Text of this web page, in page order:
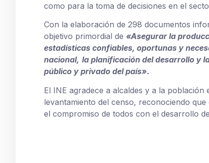
como para la toma de decisiones en el
Con la elaboración de 298 documentos
objetivo primordial de «Asegurar la
estadísticas confiables, oportunas y
nacional, la planificación del desarrollo y
público y privado del país».
El INE agradece a alcaldes y a la
levantamiento del censo, reconociendo
el compromiso de todos con el desarrollo